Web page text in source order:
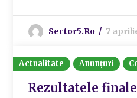
Sector5.ro 7
Actualitate Anunțuri
Rezultatele